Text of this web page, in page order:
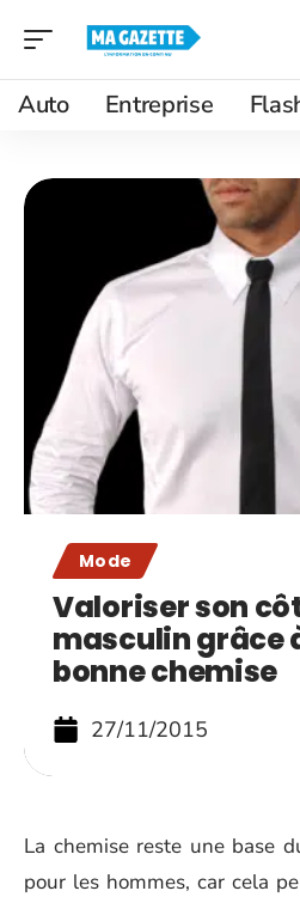
Auto Entreprise
Mode
Valoriser son
masculin grâce
bonne chemise
27/11/2015
La chemise reste une base
pour les hommes, car cela